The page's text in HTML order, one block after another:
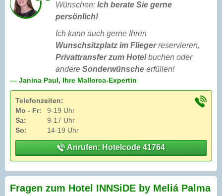
Wünschen: Ich berate Sie gerne
persönlich!
Ich kann auch gerne Ihren
Wunschsitzplatz im Fliegerreservieren,
Privattransfer zum Hotelbuchen oder
andere Sonderwünsche erfüllen!
— Janina Paul, Ihre Mallorca-Expertin
Telefonzeiten:
Mo - Fr:
9-19 Uhr
Sa:
9-17 Uhr
So:
14-19 Uhr
Anrufen: Hotelcode 41764
Fragen zum Hotel INNSiDE by Meliá Palma